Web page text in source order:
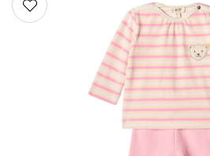
КАТАЛОГ
050 187 33 33
Графік роботи з 9:00 до 21:00